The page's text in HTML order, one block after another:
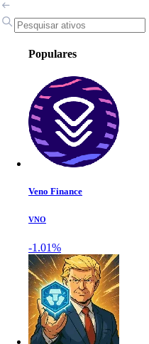
Populares
Veno Finance
VNO
-1.01%